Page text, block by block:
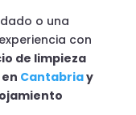
o una
con
de limpieza
Cantabriay